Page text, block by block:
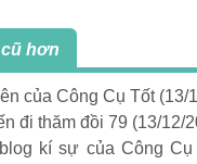
hơn
của Công Cụ Tốt (13/
đi thăm đồi 79 (13/12/
kí sự của Công Cụ